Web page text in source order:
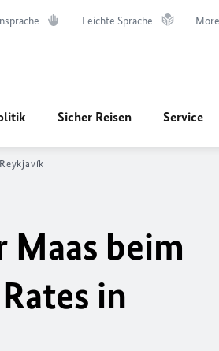
Leichte Sprache
Sicher Reisen Service
beim
in